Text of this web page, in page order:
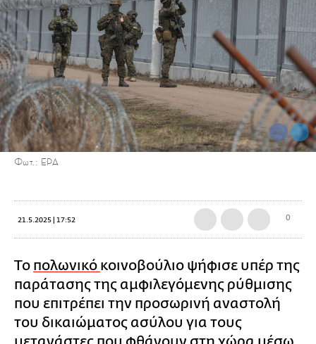
Φωτ.: EPA
21.5.2025 | 17:52 0
Το πολωνικό κοινοβούλιο ψήφισε υπέρ της
παράτασης της αμφιλεγόμενης ρύθμισης
που επιτρέπει την προσωρινή αναστολή
του δικαιώματος ασύλου για τους